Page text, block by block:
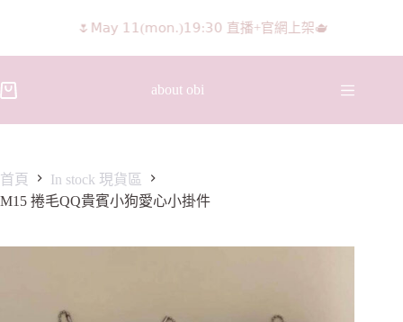
𝖨𝖦 𝖱𝖾𝖾𝗅𝗌影片 隨意留言抽獎🧸🩰
about obi
首頁
In stock 現貨區
M15 捲毛QQ貴賓小狗愛心小掛件